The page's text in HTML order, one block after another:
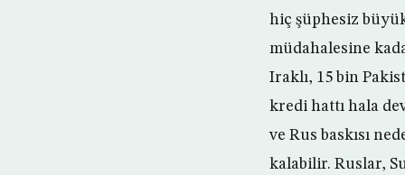
hiç şüphesiz
müdahalesine
Iraklı, 15 bin
kredi hattı hala
ve Rus baskısı
kalabilir. Ruslar,